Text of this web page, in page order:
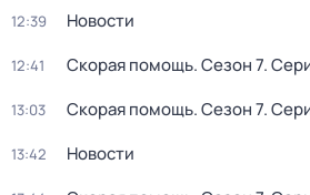
12:39 Новости
12:41 Скорая помощь. Сезон 7.
13:03 Скорая помощь. Сезон 7.
13:42 Новости